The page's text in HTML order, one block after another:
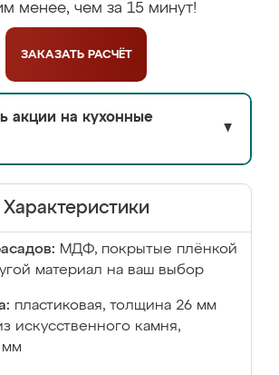
менее, чем за 15 минут!
ЗАКАЗАТЬ РАСЧЁТ
акции на кухонные
▼
Характеристики
МДФ, покрытые плёнкой
материал на ваш выбор
пластиковая, толщина 26 мм
искусственного камня,
мм